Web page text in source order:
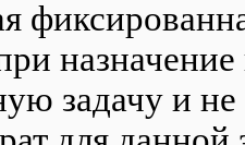
задачу и не